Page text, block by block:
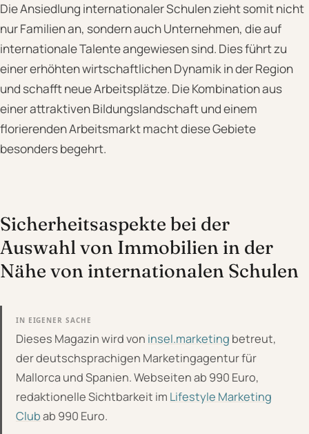
Die Ansiedlung internationaler Schulen zieht somit nicht
nur Familien an, sondern auch Unternehmen, die auf
internationale Talente angewiesen sind. Dies führt zu
einer erhöhten wirtschaftlichen Dynamik in der Region
und schafft neue Arbeitsplätze. Die Kombination aus
einer attraktiven Bildungslandschaft und einem
florierenden Arbeitsmarkt macht diese Gebiete
besonders begehrt.
Sicherheitsaspekte bei der
Auswahl von Immobilien in der
Nähe von internationalen Schulen
IN EIGENER SACHE
Dieses Magazin wird von insel.marketing betreut,
der deutschsprachigen Marketingagentur für
Mallorca und Spanien. Webseiten ab 990 Euro,
redaktionelle Sichtbarkeit im Lifestyle Marketing
Clubab 990 Euro.